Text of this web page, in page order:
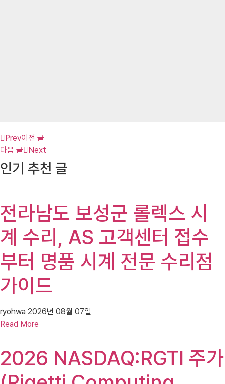
Prev이전 글
다음 글
Next
인기 추천 글
전라남도 보성군 롤렉스 시
계 수리, AS 고객센터 접수
부터 명품 시계 전문 수리점
가이드
ryohwa 2026년 08월 07일
Read More
2026 NASDAQ:RGTI 주가